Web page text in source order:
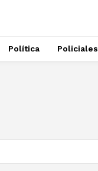
Política Policiales